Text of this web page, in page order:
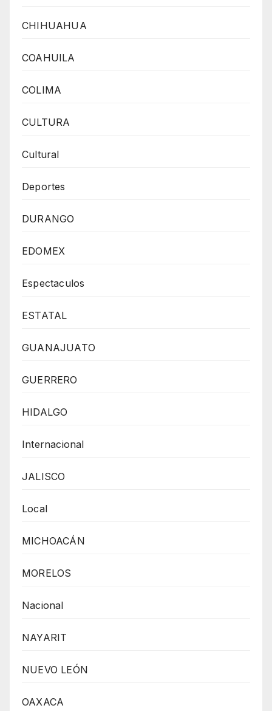
CHIHUAHUA
COAHUILA
COLIMA
CULTURA
Cultural
Deportes
DURANGO
EDOMEX
Espectaculos
ESTATAL
GUANAJUATO
GUERRERO
HIDALGO
Internacional
JALISCO
Local
MICHOACÁN
MORELOS
Nacional
NAYARIT
NUEVO LEÓN
OAXACA